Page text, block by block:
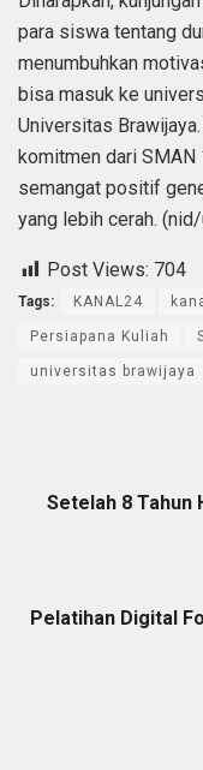
para siswa tentang
menumbuhkan
bisa masuk ke
Universitas
komitmen dari
semangat positif
yang lebih cerah.
Post Views: 704
Tags: KANAL24
Persiapana Kuliah
universitas brawijaya
Setelah 8 Tahun
Pelatihan Digital